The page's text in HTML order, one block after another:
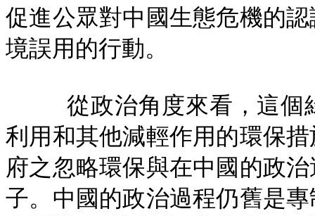
促進公眾對中國生態危機的
境誤用的行動。
從政治角度來看，這個
利用和其他減輕作用的環保
府之忽略環保與在中國的政
子。中國的政治過程仍舊是